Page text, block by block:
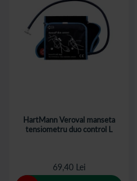
HartMann Veroval manseta
tensiometru duo control L
69,40 Lei